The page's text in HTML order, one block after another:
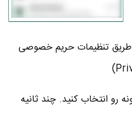
طریق تنظیمات حریم خصوصی
رو انتخاب کنید. چند ثانیه